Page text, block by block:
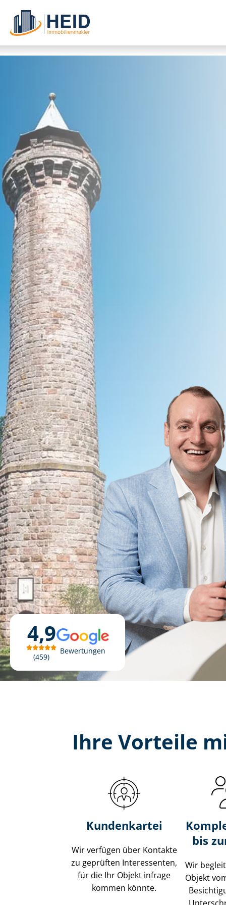
4,9
459
Bewertungen
Ihre Vorteile
Kundenkartei
Wir verfügen über Kontakte
zu geprüften Interessenten,
für die Ihr Objekt infrage
kommen könnte.
bis
Wir
Objekt